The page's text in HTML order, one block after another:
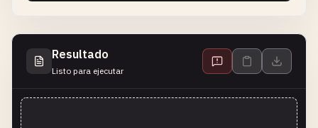
Resultado
Listo para ejecutar